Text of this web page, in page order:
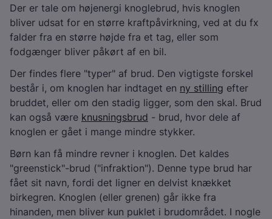
Der er tale om højenergi knoglebrud, hvis knoglen
bliver udsat for en større kraftpåvirkning, ved at du fx
falder fra en større højde fra et tag, eller som
fodgænger bliver påkørt af en bil.
Der findes flere "typer" af brud. Den vigtigste forskel
består i, om knoglen har indtaget en ny stilling efter
bruddet, eller om den stadig ligger, som den skal. Brud
kan også være knusningsbrud - brud, hvor dele af
knoglen er gået i mange mindre stykker.
Børn kan få mindre revner i knoglen. Det kaldes
"greenstick"-brud ("infraktion"). Denne type brud har
fået sit navn, fordi det ligner en delvist knækket
birkegren. Knoglen (eller grenen) går ikke fra
hinanden, men bliver kun puklet i brudområdet. I nogle